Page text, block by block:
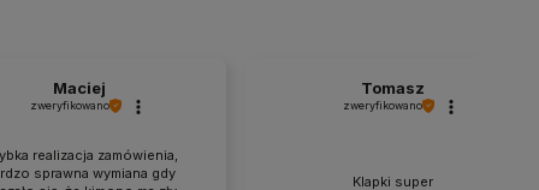
Maciej
zweryfikowano
realizacja zamówienia,
sprawna wymiana gdy
Tomasz
zweryfikowano
Klapki super